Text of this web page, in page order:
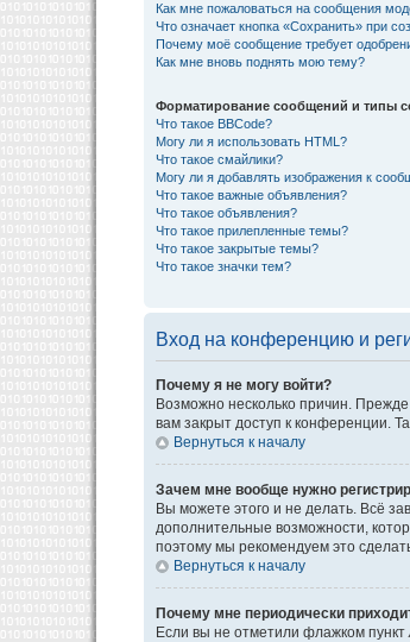
Как мне пожаловаться на сообщения
Что означает кнопка «Сохранить» при
Почему моё сообщение требует
Как мне вновь поднять мою тему?
Форматирование сообщений и типы
Что такое BBCode?
Могу ли я использовать HTML?
Что такое смайлики?
Могу ли я добавлять изображения к
Что такое важные объявления?
Что такое объявления?
Что такое прилепленные темы?
Что такое закрытые темы?
Что такое значки тем?
Вход на конференцию и
Почему я не могу войти?
Возможно несколько причин.
вам закрыт доступ к конференции.
Вернуться к началу
Зачем мне вообще нужно
Вы можете этого и не делать. Всё
дополнительные возможности,
поэтому мы рекомендуем это
Вернуться к началу
Почему мне периодически
Если вы не отметили флажком пункт